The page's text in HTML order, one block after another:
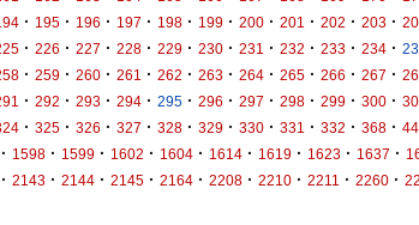
· 195 · 196 · 197 · 198 · 199 · 200 · 201 · 202 · 203 ·
· 226 · 227 · 228 · 229 · 230 · 231 · 232 · 233 · 234 ·
· 259 · 260 · 261 · 262 · 263 · 264 · 265 · 266 · 267 ·
· 292 · 293 · 294 · 295 · 296 · 297 · 298 · 299 · 300 ·
· 325 · 326 · 327 · 328 · 329 · 330 · 331 · 332 · 368 ·
· 1598 · 1599 · 1602 · 1604 · 1614 · 1619 · 1623 · 1637 ·
· 2143 · 2144 · 2145 · 2164 · 2208 · 2210 · 2211 · 2260 ·